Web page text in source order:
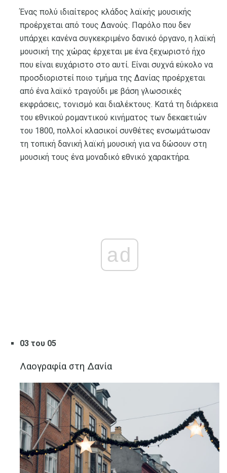
Ένας πολύ ιδιαίτερος κλάδος λαϊκής μουσικής
προέρχεται από τους Δανούς. Παρόλο που δεν
υπάρχει κανένα συγκεκριμένο δανικό όργανο, η λαϊκή
μουσική της χώρας έρχεται με ένα ξεχωριστό ήχο
που είναι ευχάριστο στο αυτί. Είναι συχνά εύκολο να
προσδιοριστεί ποιο τμήμα της Δανίας προέρχεται
από ένα λαϊκό τραγούδι με βάση γλωσσικές
εκφράσεις, τονισμό και διαλέκτους. Κατά τη διάρκεια
του εθνικού ρομαντικού κινήματος των δεκαετιών
του 1800, πολλοί κλασικοί συνθέτες ενσωμάτωσαν
τη τοπική δανική λαϊκή μουσική για να δώσουν στη
μουσική τους ένα μοναδικό εθνικό χαρακτήρα.
ad
03 του 05
Λαογραφία στη Δανία